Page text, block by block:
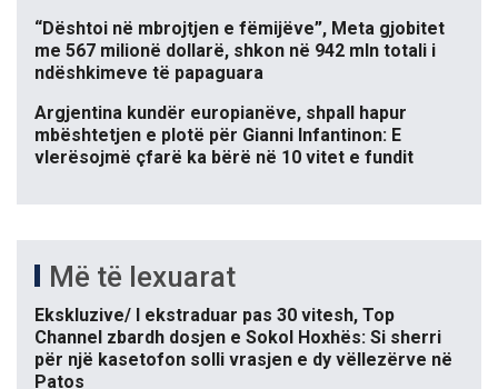
“Dështoi në mbrojtjen e fëmijëve”, Meta gjobitet
me 567 milionë dollarë, shkon në 942 mln totali i
ndëshkimeve të papaguara
Argjentina kundër europianëve, shpall hapur
mbështetjen e plotë për Gianni Infantinon: E
vlerësojmë çfarë ka bërë në 10 vitet e fundit
Më të lexuarat
Ekskluzive/ I ekstraduar pas 30 vitesh, Top
Channel zbardh dosjen e Sokol Hoxhës: Si sherri
për një kasetofon solli vrasjen e dy vëllezërve në
Patos